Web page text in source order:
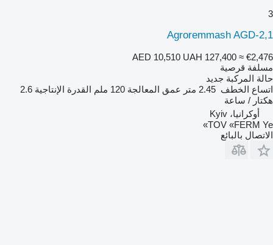
3
Agroremmash AGD-2,1
AED 10,510 UAH 127,400 ≈ €2,476
مسلفة قرصية
حالة المركبة جديد
اتساع الخطف 2.45 متر عمق المعالجة 120 ملم القدرة الإنتاجية 2.6
هكتار / ساعة
أوكرانيا، Kyiv
TOV «FERM Ye»
الاتصال بالبائع